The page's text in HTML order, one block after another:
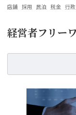
店舗 採用 民泊 税金 行
経営者フリー